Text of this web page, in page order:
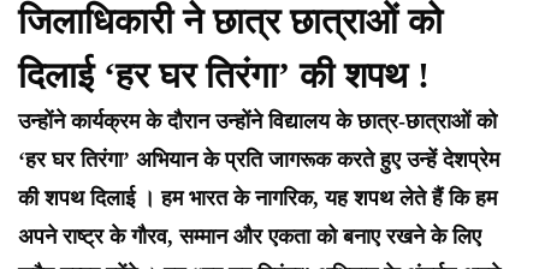
जिलाधिकारी ने छात्र छात्राओं को
दिलाई ‘हर घर तिरंगा’ की शपथ !
उन्होंने कार्यक्रम के दौरान उन्होंने विद्यालय के छात्र-छात्राओं को
‘हर घर तिरंगा’ अभियान के प्रति जागरूक करते हुए उन्हें देशप्रेम
की शपथ दिलाई । हम भारत के नागरिक, यह शपथ लेते हैं कि हम
अपने राष्ट्र के गौरव, सम्मान और एकता को बनाए रखने के लिए